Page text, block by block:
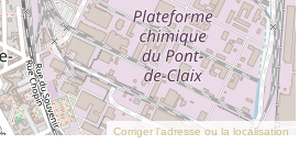
Corriger l’adresse ou la localisation